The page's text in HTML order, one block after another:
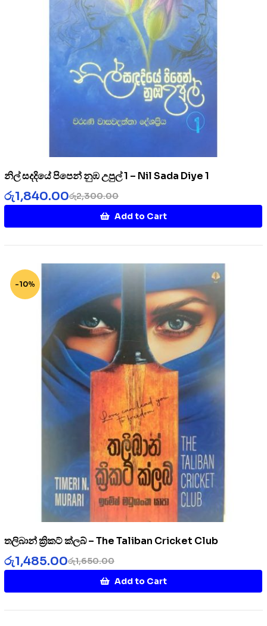
නිල් සදදියේ පිපෙන් නුඹ උපුල් 1 – Nil Sada Diye 1
රු2,300.00
රු1,840.00
Add to Cart
-10%
තලිබාන් ක්‍රිකට් ක්ලබ් – The Taliban Cricket Club
රු1,650.00
රු1,485.00
Add to Cart